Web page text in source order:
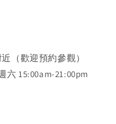
（歡迎預約參觀）
六 15:00am-21:00pm